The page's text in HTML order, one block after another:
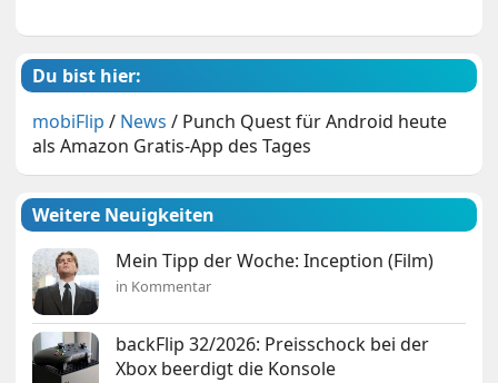
Du bist hier:
mobiFlip / News / Punch Quest für Android heute
als Amazon Gratis-App des Tages
Weitere Neuigkeiten
Mein Tipp der Woche: Inception (Film)
in Kommentar
backFlip 32/2026: Preisschock bei der
Xbox beerdigt die Konsole